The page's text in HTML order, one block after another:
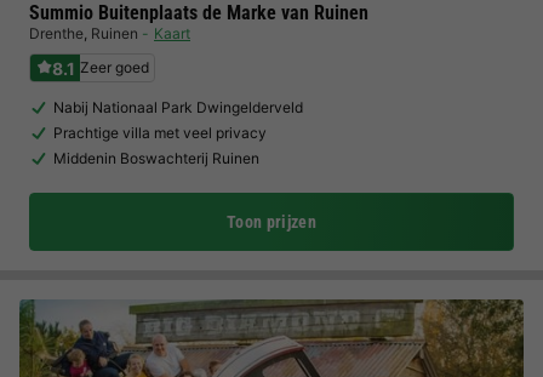
Summio Buitenplaats de Marke van Ruinen
Drenthe, Ruinen Kaart
8.1 Zeer goed
Nabij Nationaal Park Dwingelderveld
Prachtige villa met veel privacy
Middenin Boswachterij Ruinen
Toon prijzen